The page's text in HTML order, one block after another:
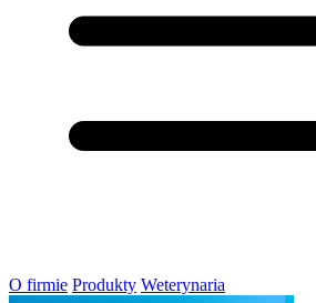
O firmie Produkty Weterynaria